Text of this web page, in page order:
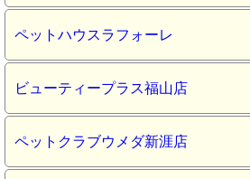
ペットハウスラフォーレ
ビューティープラス福山店
ペットクラブウメダ新涯店